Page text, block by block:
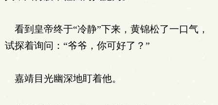
看到皇帝终于“冷静”下来，黄锦松了一口气，
试探着询问：“爷爷，你可好了？”
嘉靖目光幽深地盯着他。